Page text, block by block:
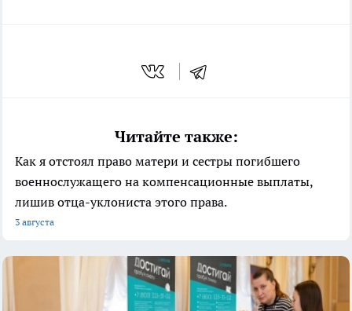
Читайте также:
Как я отстоял право матери и сестры погибшего
военнослужащего на компенсационные выплаты,
лишив отца-уклониста этого права.
3 августа